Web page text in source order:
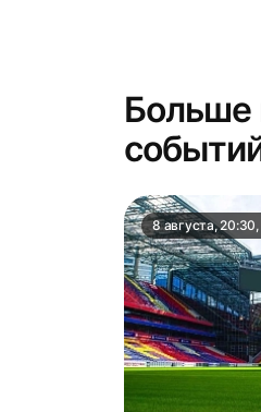
Больше
8 августа,